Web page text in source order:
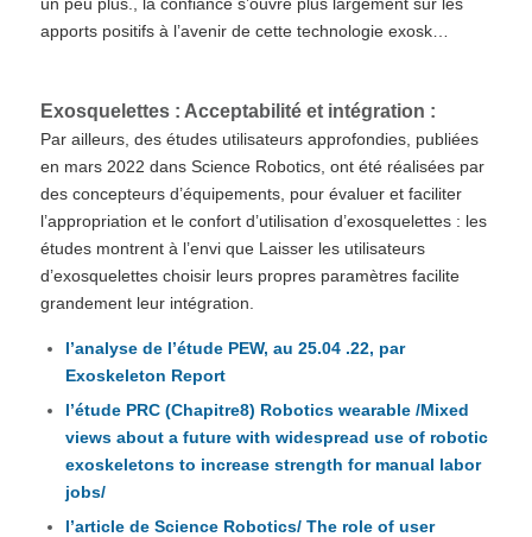
un peu plus., la confiance s’ouvre plus largement sur les
apports positifs à l’avenir de cette technologie exosk…
Exosquelettes : Acceptabilité et intégration :
Par ailleurs, des études utilisateurs approfondies, publiées
en mars 2022 dans Science Robotics, ont été réalisées par
des concepteurs d’équipements, pour évaluer et faciliter
l’appropriation et le confort d’utilisation d’exosquelettes : les
études montrent à l’envi que Laisser les utilisateurs
d’exosquelettes choisir leurs propres paramètres facilite
grandement leur intégration.
l’analyse de l’étude PEW, au 25.04 .22, par
Exoskeleton Report
l’étude PRC (Chapitre8) Robotics wearable /Mixed
views about a future with widespread use of robotic
exoskeletons to increase strength for manual labor
jobs/
l’article de Science Robotics/ The role of user